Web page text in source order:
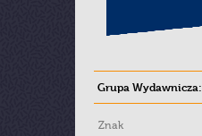
Grupa Wydawnicza:
Znak